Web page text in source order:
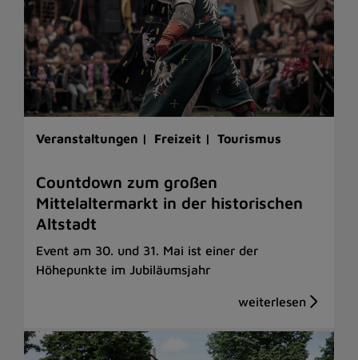
Veranstaltungen | Freizeit | Tourismus
Countdown zum großen
Mittelaltermarkt in der historischen
Altstadt
Event am 30. und 31. Mai ist einer der
Höhepunkte im Jubiläumsjahr